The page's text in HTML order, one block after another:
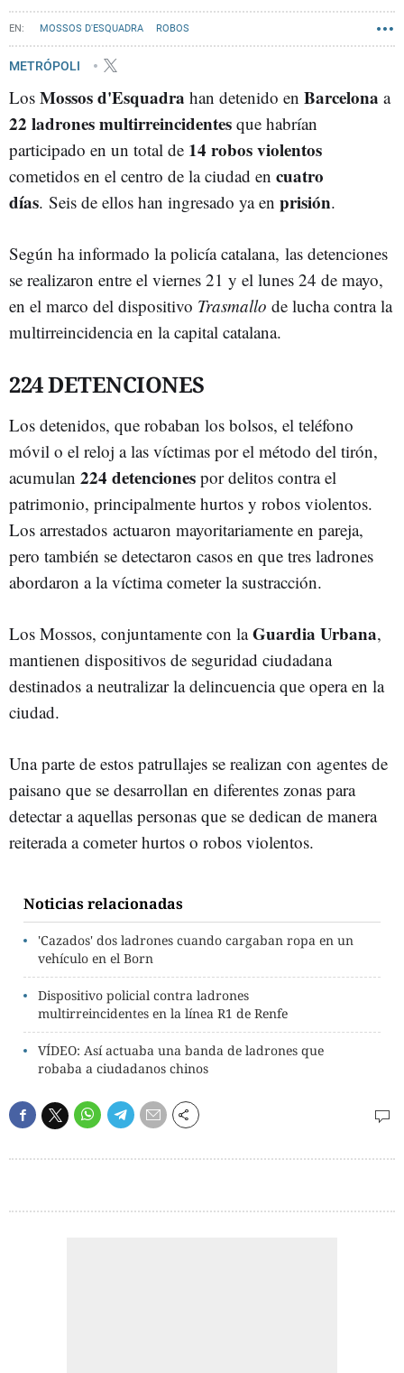
MOSSOS D'ESQUADRA ROBOS
METRÓPOLI
Los Mossos d'Esquadra han detenido en Barcelona a
22 ladrones multirreincidentes que habrían
participado en un total de 14 robos violentos
cometidos en el centro de la ciudad en cuatro
días. Seis de ellos han ingresado ya en prisión.
Según ha informado la policía catalana, las detenciones
se realizaron entre el viernes 21 y el lunes 24 de mayo,
en el marco del dispositivo Trasmallo de lucha contra la
multirreincidencia en la capital catalana.
224 DETENCIONES
Los detenidos, que robaban los bolsos, el teléfono
móvil o el reloj a las víctimas por el método del tirón,
acumulan 224 detenciones por delitos contra el
patrimonio, principalmente hurtos y robos violentos.
Los arrestados actuaron mayoritariamente en pareja,
pero también se detectaron casos en que tres ladrones
abordaron a la víctima cometer la sustracción.
Los Mossos, conjuntamente con laGuardia Urbana,
mantienen dispositivos de seguridad ciudadana
destinados a neutralizar la delincuencia que opera en la
ciudad.
Una parte de estos patrullajes se realizan con agentes de
paisano que se desarrollan en diferentes zonas para
detectar a aquellas personas que se dedican de manera
reiterada a cometer hurtos o robos violentos.
Noticias relacionadas
'Cazados' dos ladrones cuando cargaban ropa en un
vehículo en el Born
Dispositivo policial contra ladrones
multirreincidentes en la línea R1 de Renfe
VÍDEO: Así actuaba una banda de ladrones que
robaba a ciudadanos chinos